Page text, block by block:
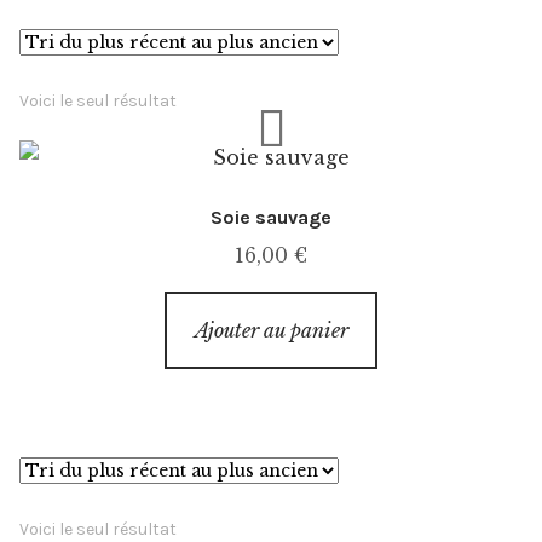
Événements
Presse
Exposition
Voici le seul résultat
Soie sauvage
16,00 €
Ajouter au panier
Voici le seul résultat